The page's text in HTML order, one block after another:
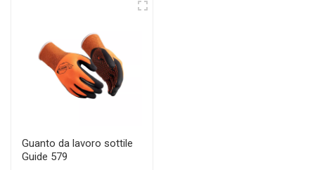
Guanto da lavoro sottile
Guide 579